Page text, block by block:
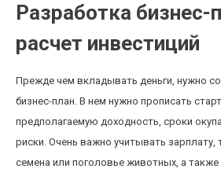
Разработка бизнес-
расчет инвестиций
Прежде чем вкладывать деньги, нужно
бизнес-план. В нем нужно прописать
предполагаемую доходность, сроки
риски. Очень важно учитывать зарплату,
семена или поголовье животных, а